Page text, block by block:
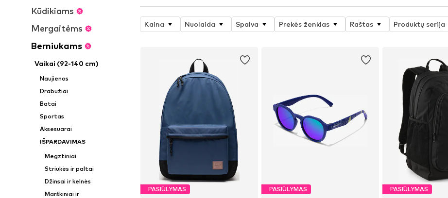
Kūdikiams
Mergaitėms
Berniukams
Vaikai (92-140 cm)
Naujienos
Drabužiai
Batai
Sportas
Aksesuarai
IŠPARDAVIMAS
Megztiniai
Striukės ir paltai
Džinsai ir kelnės
Marškiniai ir
Kaina Nuolaida Spalva Prekės ženklas Raštas Produktų serija
PASIŪLYMAS PASIŪLYMAS PASIŪLYMAS